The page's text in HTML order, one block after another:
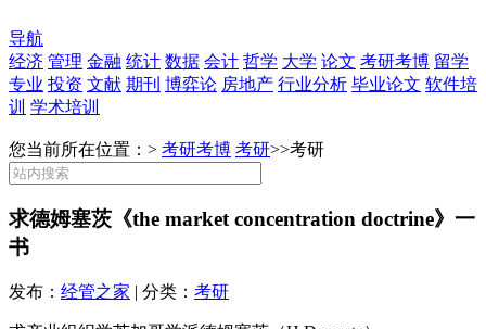
导航
经济 管理 金融 统计 数据 会计 哲学 大学 论文 考研考博 留学
专业 投资 文献 期刊 博弈论 房地产 行业分析 毕业论文 软件培
训 学术培训
您当前所在位置：> 考研考博 考研>>考研
求德姆塞茨《the market concentration doctrine》一
书
发布： 经管之家 | 分类： 考研